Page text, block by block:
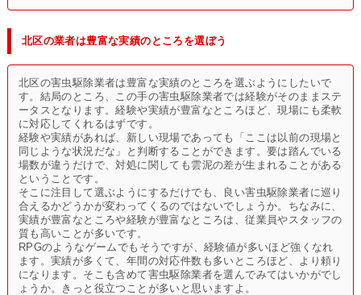
北区の業者は豊富な実績のところを選ぼう
北区の害虫駆除業者は豊富な実績のところを選ぶようにしたいで
す。結局のところ、この手の害虫駆除業者では経験がそのままステ
ータスとなります。経験や実績が豊富なところほど、現場にも柔軟
に対応してくれるはずです。
経験や実績があれば、新しい現場であっても「ここは以前の現場と
同じような状況だな」と判断することができます。要は踏んでいる
場数が違うだけで、対処に関しても雲泥の差が生まれることがある
ということです。
そこに注目して選ぶようにするだけでも、良い害虫駆除業者に巡り
合えるかどうかが変わってくるのではないでしょうか。ちなみに、
実績が豊富なところや経験が豊富なところは、従業員やスタッフの
質も高いことが多いです。
RPGのようなゲームでもそうですが、経験値が多いほど強くなれ
ます。実績が多くて、年間の対応件数も多いところほど、より頼り
になります。そこも含めて害虫駆除業者を選んでみてはいかがでし
ょうか。きっと役立つことが多いと思いますよ。